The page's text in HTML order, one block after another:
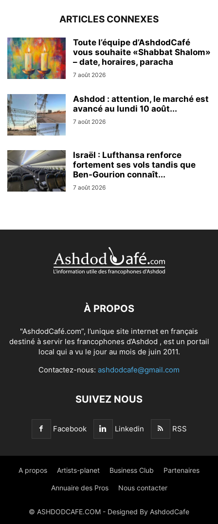
ARTICLES CONNEXES
Toute l’équipe d’AshdodCafé
vous souhaite «Shabbat Shalom»
– date, horaires, paracha
7 août 2026
Ashdod : attention, le marché est
avancé au lundi 10 août...
7 août 2026
Israël : Lufthansa renforce
fortement ses vols tandis que
Ben-Gourion connaît...
7 août 2026
À PROPOS
"AshdodCafé.com”, l’unique site internet en français
destiné à servir les francophones d’Ashdod , est un portail
local qui a vu le jour au mois de juin 2011.
Contactez-nous: ashdodcafe@gmail.com
SUIVEZ NOUS
Facebook Linkedin RSS
A propos Artists-planet Business Club Partenaires
Annuaire des Pros Nous contacter
© ASHDODCAFE.COM - Designed By AshdodCafe